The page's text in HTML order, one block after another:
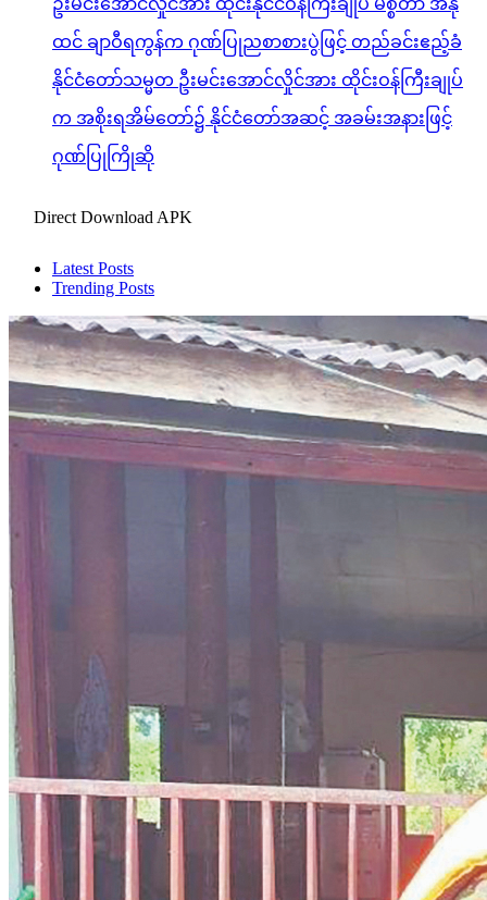
ထင် ချာဝီရကွန်က ဂုဏ်ပြုညစာစားပွဲဖြင့် တည်ခင်းဧည့်ခံ
နိုင်ငံတော်သမ္မတ ဦးမင်းအောင်လှိုင်အား ထိုင်းဝန်ကြီးချုပ်
က အစိုးရအိမ်တော်၌ နိုင်ငံတော်အဆင့် အခမ်းအနားဖြင့်
ဂုဏ်ပြုကြိုဆို
Direct Download APK
Latest Posts
Trending Posts